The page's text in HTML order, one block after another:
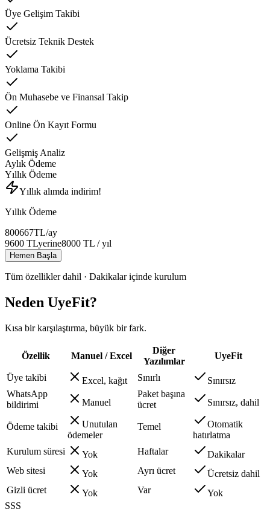
Üye Gelişim Takibi
Ücretsiz Teknik Destek
Yoklama Takibi
Ön Muhasebe ve Finansal Takip
Online Ön Kayıt Formu
Gelişmiş Analiz
Aylık Ödeme
Yıllık Ödeme
Yıllık alımda indirim!
Yıllık Ödeme
800667TL/ay
9600 TLyerine8000 TL / yıl
Hemen Başla
Tüm özellikler dahil · Dakikalar içinde kurulum
Neden UyeFit?
Kısa bir karşılaştırma, büyük bir fark.
Özellik Manuel / Excel
Diğer
Yazılımlar
UyeFit
Üye takibi Excel, kağıt Sınırlı
Sınırsız
WhatsApp
bildirimi
Manuel
Paket başına
ücret
Sınırsız, dahil
Ödeme takibi
Unutulan
ödemeler
Temel
Otomatik
hatırlatma
Kurulum süresi
Yok Haftalar
Dakikalar
Web sitesi
Yok Ayrı ücret
Ücretsiz dahil
Gizli ücret
Yok Var
Yok
SSS